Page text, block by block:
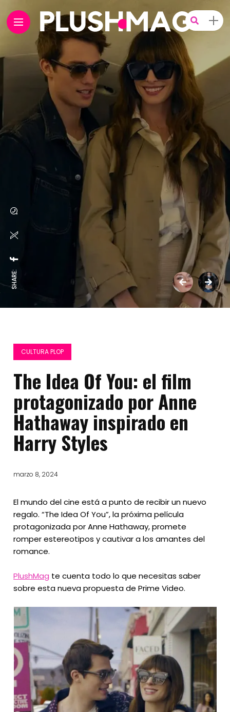
SHARE:
CULTURA PLOP
The Idea Of You: el film
protagonizado por Anne
Hathaway inspirado en
Harry Styles
marzo 8, 2024
El mundo del cine está a punto de recibir un nuevo
regalo. “The Idea Of You”, la próxima película
protagonizada por Anne Hathaway, promete
romper estereotipos y cautivar a los amantes del
romance.
PlushMag te cuenta todo lo que necesitas saber
sobre esta nueva propuesta de Prime Video.